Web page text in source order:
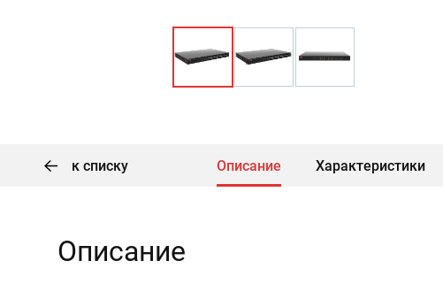
к списку Описание Характеристики
Описание